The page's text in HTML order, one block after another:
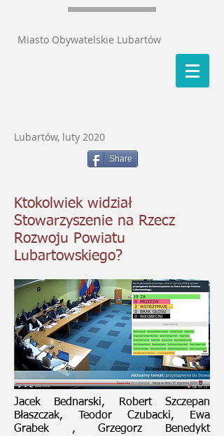
Miasto Obywatelskie Lubartów
Lubartów, luty 2020
Share
Ktokolwiek widział
Stowarzyszenie na Rzecz
Rozwoju Powiatu
Lubartowskiego?
Jacek Bednarski, Robert Szczepan
Błaszczak, Teodor Czubacki, Ewa
Grabek , Grzegorz Benedykt